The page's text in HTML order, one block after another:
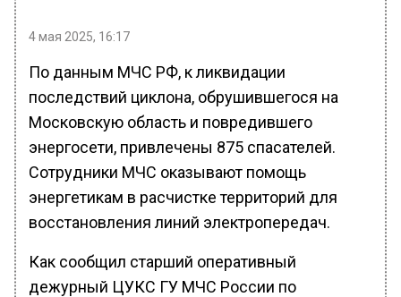
4 мая 2025, 16:17
По данным МЧС РФ, к ликвидации
последствий циклона, обрушившегося на
Московскую область и повредившего
энергосети, привлечены 875 спасателей.
Сотрудники МЧС оказывают помощь
энергетикам в расчистке территорий для
восстановления линий электропередач.
Как сообщил старший оперативный
дежурный ЦУКС ГУ МЧС России по